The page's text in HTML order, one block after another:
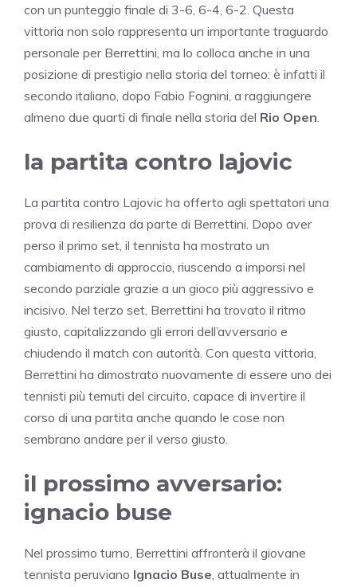
con un punteggio finale di 3-6, 6-4, 6-2. Questa
vittoria non solo rappresenta un importante traguardo
personale per Berrettini, ma lo colloca anche in una
posizione di prestigio nella storia del torneo: è infatti il
secondo italiano, dopo Fabio Fognini, a raggiungere
almeno due quarti di finale nella storia del Rio Open
la partita contro lajovic
La partita contro Lajovic ha offerto agli spettatori una
prova di resilienza da parte di Berrettini. Dopo aver
perso il primo set, il tennista ha mostrato un
cambiamento di approccio, riuscendo a imporsi nel
secondo parziale grazie a un gioco più aggressivo e
incisivo. Nel terzo set, Berrettini ha trovato il ritmo
giusto, capitalizzando gli errori dell’avversario e
chiudendo il match con autorità. Con questa vittoria,
Berrettini ha dimostrato nuovamente di essere uno dei
tennisti più temuti del circuito, capace di invertire il
corso di una partita anche quando le cose non
sembrano andare per il verso giusto.
il prossimo avversario:
ignacio buse
Nel prossimo turno, Berrettini affronterà il giovane
tennista peruviano Ignacio Buse , attualmente in